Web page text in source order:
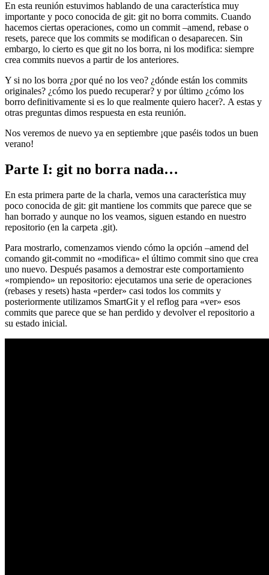
En esta reunión estuvimos hablando de una característica muy
importante y poco conocida de git: git no borra commits. Cuando
hacemos ciertas operaciones, como un commit –amend, rebase o
resets, parece que los commits se modifican o desaparecen. Sin
embargo, lo cierto es que git no los borra, ni los modifica: siempre
crea commits nuevos a partir de los anteriores.
Y si no los borra ¿por qué no los veo? ¿dónde están los commits
originales? ¿cómo los puedo recuperar? y por último ¿cómo los
borro definitivamente si es lo que realmente quiero hacer?. A estas y
otras preguntas dimos respuesta en esta reunión.
Nos veremos de nuevo ya en septiembre ¡que paséis todos un buen
verano!
Parte I: git no borra nada…
En esta primera parte de la charla, vemos una característica muy
poco conocida de git: git mantiene los commits que parece que se
han borrado y aunque no los veamos, siguen estando en nuestro
repositorio (en la carpeta .git).
Para mostrarlo, comenzamos viendo cómo la opción –amend del
comando git-commit no «modifica» el último commit sino que crea
uno nuevo. Después pasamos a demostrar este comportamiento
«rompiendo» un repositorio: ejecutamos una serie de operaciones
(rebases y resets) hasta «perder» casi todos los commits y
posteriormente utilizamos SmartGit y el reflog para «ver» esos
commits que parece que se han perdido y devolver el repositorio a
su estado inicial.